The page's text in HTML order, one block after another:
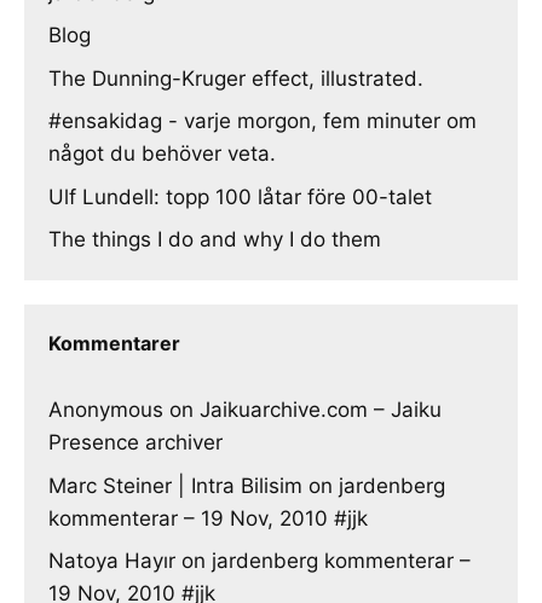
Blog
The Dunning-Kruger effect, illustrated.
#ensakidag - varje morgon, fem minuter om
något du behöver veta.
Ulf Lundell: topp 100 låtar före 00-talet
The things I do and why I do them
Kommentarer
Anonymous on Jaikuarchive.com – Jaiku
Presence archiver
Marc Steiner | Intra Bilisim on jardenberg
kommenterar – 19 Nov, 2010 #jjk
Natoya Hayır on jardenberg kommenterar –
19 Nov, 2010 #jjk